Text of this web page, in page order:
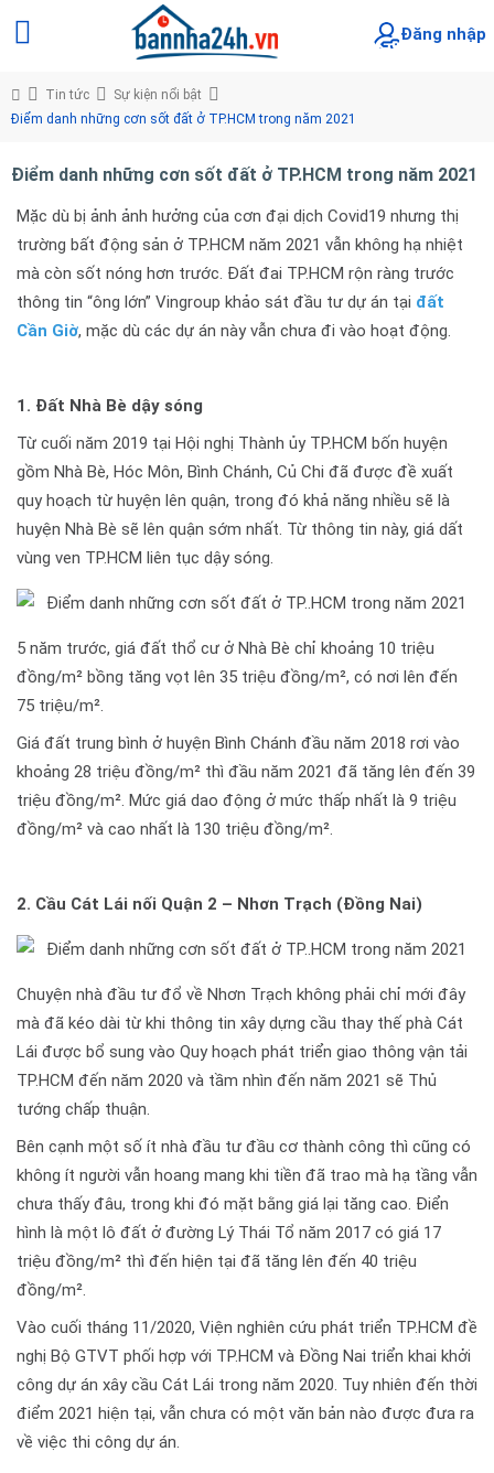
Đăng nhập
Tin tức
Sự kiện nổi bật
Điểm danh những cơn sốt đất ở TP.HCM trong năm 2021
Điểm danh những cơn sốt đất ở TP.HCM trong năm 2021
Mặc dù bị ảnh ảnh hưởng của cơn đại dịch Covid19 nhưng thị
trường bất động sản ở TP.HCM năm 2021 vẫn không hạ nhiệt
mà còn sốt nóng hơn trước. Đất đai TP.HCM rộn ràng trước
thông tin “ông lớn” Vingroup khảo sát đầu tư dự án tại đất
Cần Giờ, mặc dù các dự án này vẫn chưa đi vào hoạt động.
1. Đất Nhà Bè dậy sóng
Từ cuối năm 2019 tại Hội nghị Thành ủy TP.HCM bốn huyện
gồm Nhà Bè, Hóc Môn, Bình Chánh, Củ Chi đã được đề xuất
quy hoạch từ huyện lên quận, trong đó khả năng nhiều sẽ là
huyện Nhà Bè sẽ lên quận sớm nhất. Từ thông tin này, giá dất
vùng ven TP.HCM liên tục dậy sóng.
5 năm trước, giá đất thổ cư ở Nhà Bè chỉ khoảng 10 triệu
đồng/m² bồng tăng vọt lên 35 triệu đồng/m², có nơi lên đến
75 triệu/m².
Giá đất trung bình ở huyện Bình Chánh đầu năm 2018 rơi vào
khoảng 28 triệu đồng/m² thì đầu năm 2021 đã tăng lên đến 39
triệu đồng/m². Mức giá dao động ở mức thấp nhất là 9 triệu
đồng/m² và cao nhất là 130 triệu đồng/m².
2. Cầu Cát Lái nối Quận 2 – Nhơn Trạch (Đồng Nai)
Chuyện nhà đầu tư đổ về Nhơn Trạch không phải chỉ mới đây
mà đã kéo dài từ khi thông tin xây dựng cầu thay thế phà Cát
Lái được bổ sung vào Quy hoạch phát triển giao thông vận tải
TP.HCM đến năm 2020 và tầm nhìn đến năm 2021 sẽ Thủ
tướng chấp thuận.
Bên cạnh một số ít nhà đầu tư đầu cơ thành công thì cũng có
không ít người vẫn hoang mang khi tiền đã trao mà hạ tầng vẫn
chưa thấy đâu, trong khi đó mặt bằng giá lại tăng cao. Điển
hình là một lô đất ở đường Lý Thái Tổ năm 2017 có giá 17
triệu đồng/m² thì đến hiện tại đã tăng lên đến 40 triệu
đồng/m².
Vào cuối tháng 11/2020, Viện nghiên cứu phát triển TP.HCM đề
nghị Bộ GTVT phối hợp với TP.HCM và Đồng Nai triển khai khởi
công dự án xây cầu Cát Lái trong năm 2020. Tuy nhiên đến thời
điểm 2021 hiện tại, vẫn chưa có một văn bản nào được đưa ra
về việc thi công dự án.